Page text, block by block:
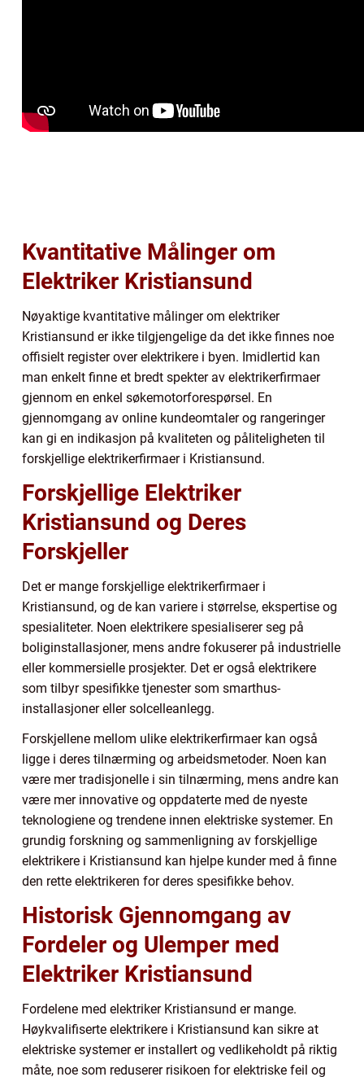
Kvantitative Målinger om
Elektriker Kristiansund
Nøyaktige kvantitative målinger om elektriker
Kristiansund er ikke tilgjengelige da det ikke finnes noe
offisielt register over elektrikere i byen. Imidlertid kan
man enkelt finne et bredt spekter av elektrikerfirmaer
gjennom en enkel søkemotorforespørsel. En
gjennomgang av online kundeomtaler og rangeringer
kan gi en indikasjon på kvaliteten og påliteligheten til
forskjellige elektrikerfirmaer i Kristiansund.
Forskjellige Elektriker
Kristiansund og Deres
Forskjeller
Det er mange forskjellige elektrikerfirmaer i
Kristiansund, og de kan variere i størrelse, ekspertise og
spesialiteter. Noen elektrikere spesialiserer seg på
boliginstallasjoner, mens andre fokuserer på industrielle
eller kommersielle prosjekter. Det er også elektrikere
som tilbyr spesifikke tjenester som smarthus-
installasjoner eller solcelleanlegg.
Forskjellene mellom ulike elektrikerfirmaer kan også
ligge i deres tilnærming og arbeidsmetoder. Noen kan
være mer tradisjonelle i sin tilnærming, mens andre kan
være mer innovative og oppdaterte med de nyeste
teknologiene og trendene innen elektriske systemer. En
grundig forskning og sammenligning av forskjellige
elektrikere i Kristiansund kan hjelpe kunder med å finne
den rette elektrikeren for deres spesifikke behov.
Historisk Gjennomgang av
Fordeler og Ulemper med
Elektriker Kristiansund
Fordelene med elektriker Kristiansund er mange.
Høykvalifiserte elektrikere i Kristiansund kan sikre at
elektriske systemer er installert og vedlikeholdt på riktig
måte, noe som reduserer risikoen for elektriske feil og